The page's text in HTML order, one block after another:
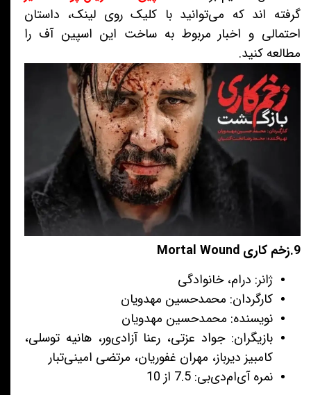
گرفته اند که می‌توانید با کلیک روی لینک، داستان
احتمالی و اخبار مربوط به ساخت این اسپین آف را
مطالعه کنید.
9.زخم کاری Mortal Wound
ژانر: درام، خانوادگی
کارگردان: محمدحسین مهدویان
نویسنده: محمدحسین مهدویان
بازیگران: جواد عزتی، رعنا آزادی‌ور، هانیه توسلی،
کامبیز دیرباز، مهران غفوریان، مرتضی امینی‌تبار
نمره آی‌ام‌دی‌بی: 7.5 از 10